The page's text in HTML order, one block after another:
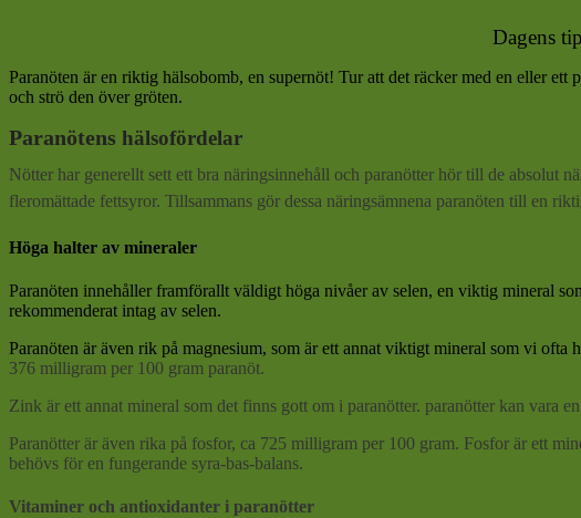
Dagens
Paranöten är en riktig hälsobomb, en supernöt! Tur att det räcker med en eller
och strö den över gröten.
Paranötens hälsofördelar
Nötter har generellt sett ett bra näringsinnehåll och paranötter hör till de absolut
fleromättade fettsyror. Tillsammans gör dessa näringsämnena paranöten till en
Höga halter av mineraler
Paranöten innehåller framförallt väldigt höga nivåer av selen, en viktig mineral
rekommenderat intag av selen.
Paranöten är även rik på magnesium, som är ett annat viktigt mineral som vi ofta
376 milligram per 100 gram paranöt.
Zink är ett annat mineral som det finns gott om i paranötter. paranötter kan vara
Paranötter är även rika på fosfor, ca 725 milligram per 100 gram. Fosfor är ett
behövs för en fungerande syra-bas-balans.
Vitaminer och antioxidanter i paranötter